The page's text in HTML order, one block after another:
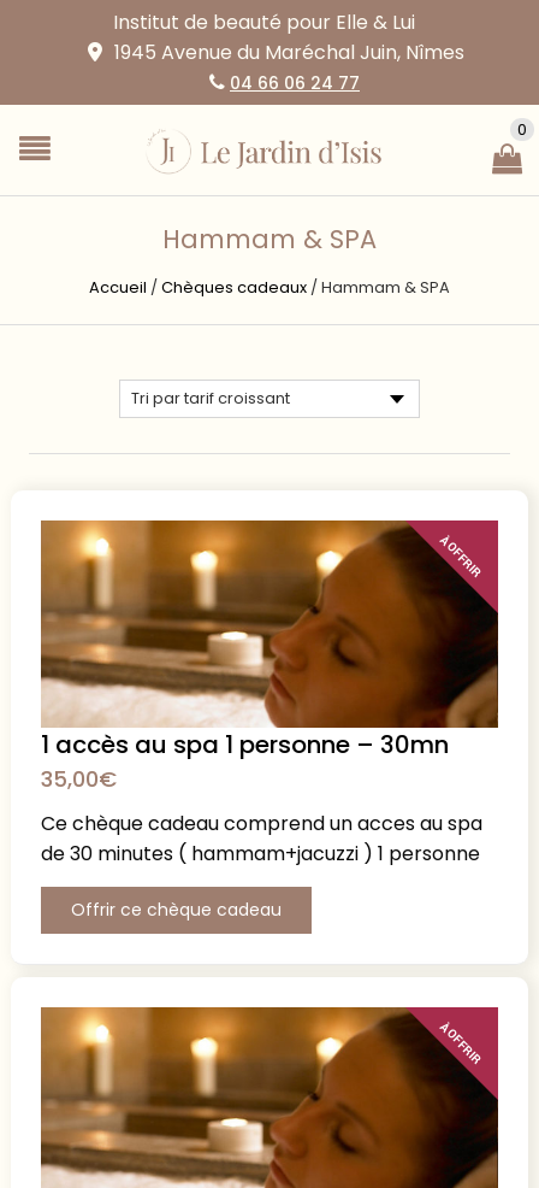
Institut de beauté pour Elle & Lui
1945 Avenue du Maréchal Juin, Nîmes
04 66 06 24 77
0
Hammam & SPA
Accueil /Chèques cadeaux /Hammam & SPA
À OFFRIR
1 accès au spa 1 personne – 30mn
35,00€
Ce chèque cadeau comprend un acces au spa
de 30 minutes ( hammam+jacuzzi ) 1 personne
Offrir ce chèque cadeau
À OFFRIR